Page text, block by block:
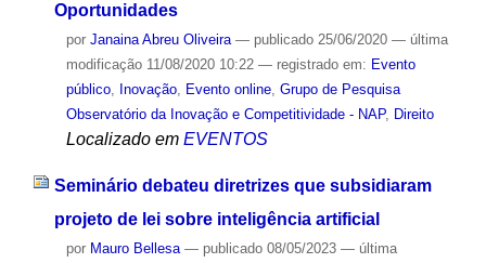
Oportunidades
por Janaina Abreu Oliveira — publicado25/06/2020 — última
modificação11/08/2020 10:22 — registrado em: Evento
público, Inovação, Evento online, Grupo de Pesquisa
Observatório da Inovação e Competitividade - NAP, Direito
Localizado em EVENTOS
Seminário debateu diretrizes que subsidiaram
projeto de lei sobre inteligência artificial
por Mauro Bellesa — publicado08/05/2023 — última